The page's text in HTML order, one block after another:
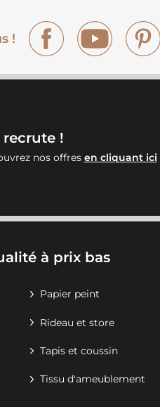
!
Facebook YouTube
recrute !
nos offres en cliquant ici
à prix bas
Papier peint
Rideau et store
Tapis et coussin
Tissu d'ameublement